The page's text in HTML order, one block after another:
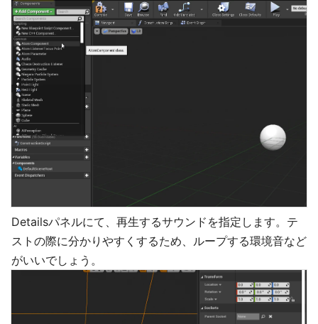
Detailsパネルにて、再生するサウンドを指定します。テ
ストの際に分かりやすくするため、ループする環境音など
がいいでしょう。